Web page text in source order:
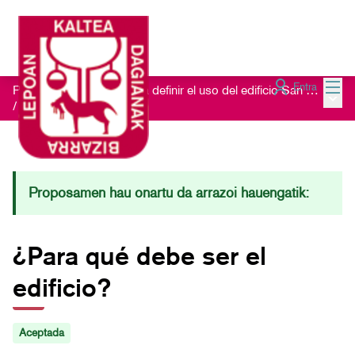
Entra
Proceso de escucha para definir el uso del edificio San Nikolas 23
/ Ideas recibidas
Proposamen hau onartu da arrazoi hauengatik:
¿Para qué debe ser el
edificio?
Aceptada